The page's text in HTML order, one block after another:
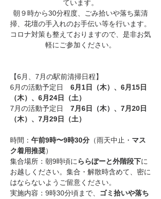
ています。
朝９時から30分程度、ごみ拾いや落ち葉清
掃、花壇の手入れのお手伝い等を行います。
コロナ対策も整えておりますので、是非お気
軽にご参加ください。
【6月、7月の駅前清掃日程】
6月の活動予定日 6月1日（木）、6月15日
（木）、6月24日（土）
7月の活動予定日 7月6日（木）、7月20日
（木）、7月29日（土）
時間： 午前9時〜9時30分 （雨天中止・ マス
ク着用推奨）
集合場所：朝9時頃に ららぽーと外階段下に
お越しください。集合・解散時含めて、密に
はならないようご留意ください。
実施内容：9時30分頃まで、
ゴミ拾いや落ち